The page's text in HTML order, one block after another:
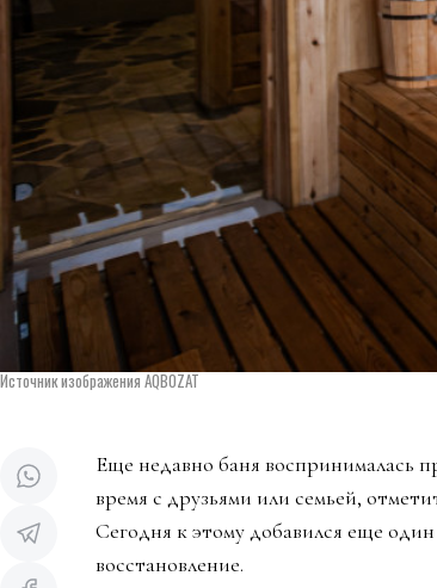
Источник изображения AQBOZAT
Еще недавно баня воспринималась
время с друзьями или семьей,
Сегодня к этому добавился еще
восстановление.